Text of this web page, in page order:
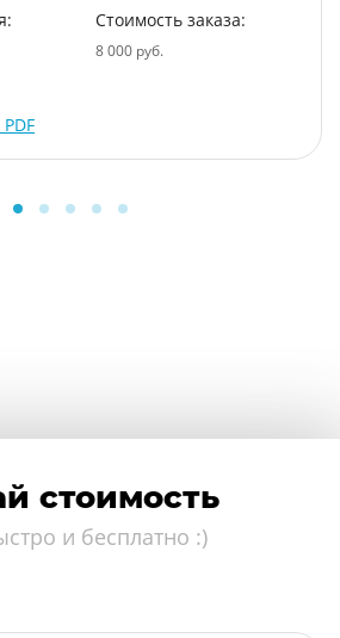
Стоимость заказа:
8 000 руб.
стоимость
и бесплатно :)